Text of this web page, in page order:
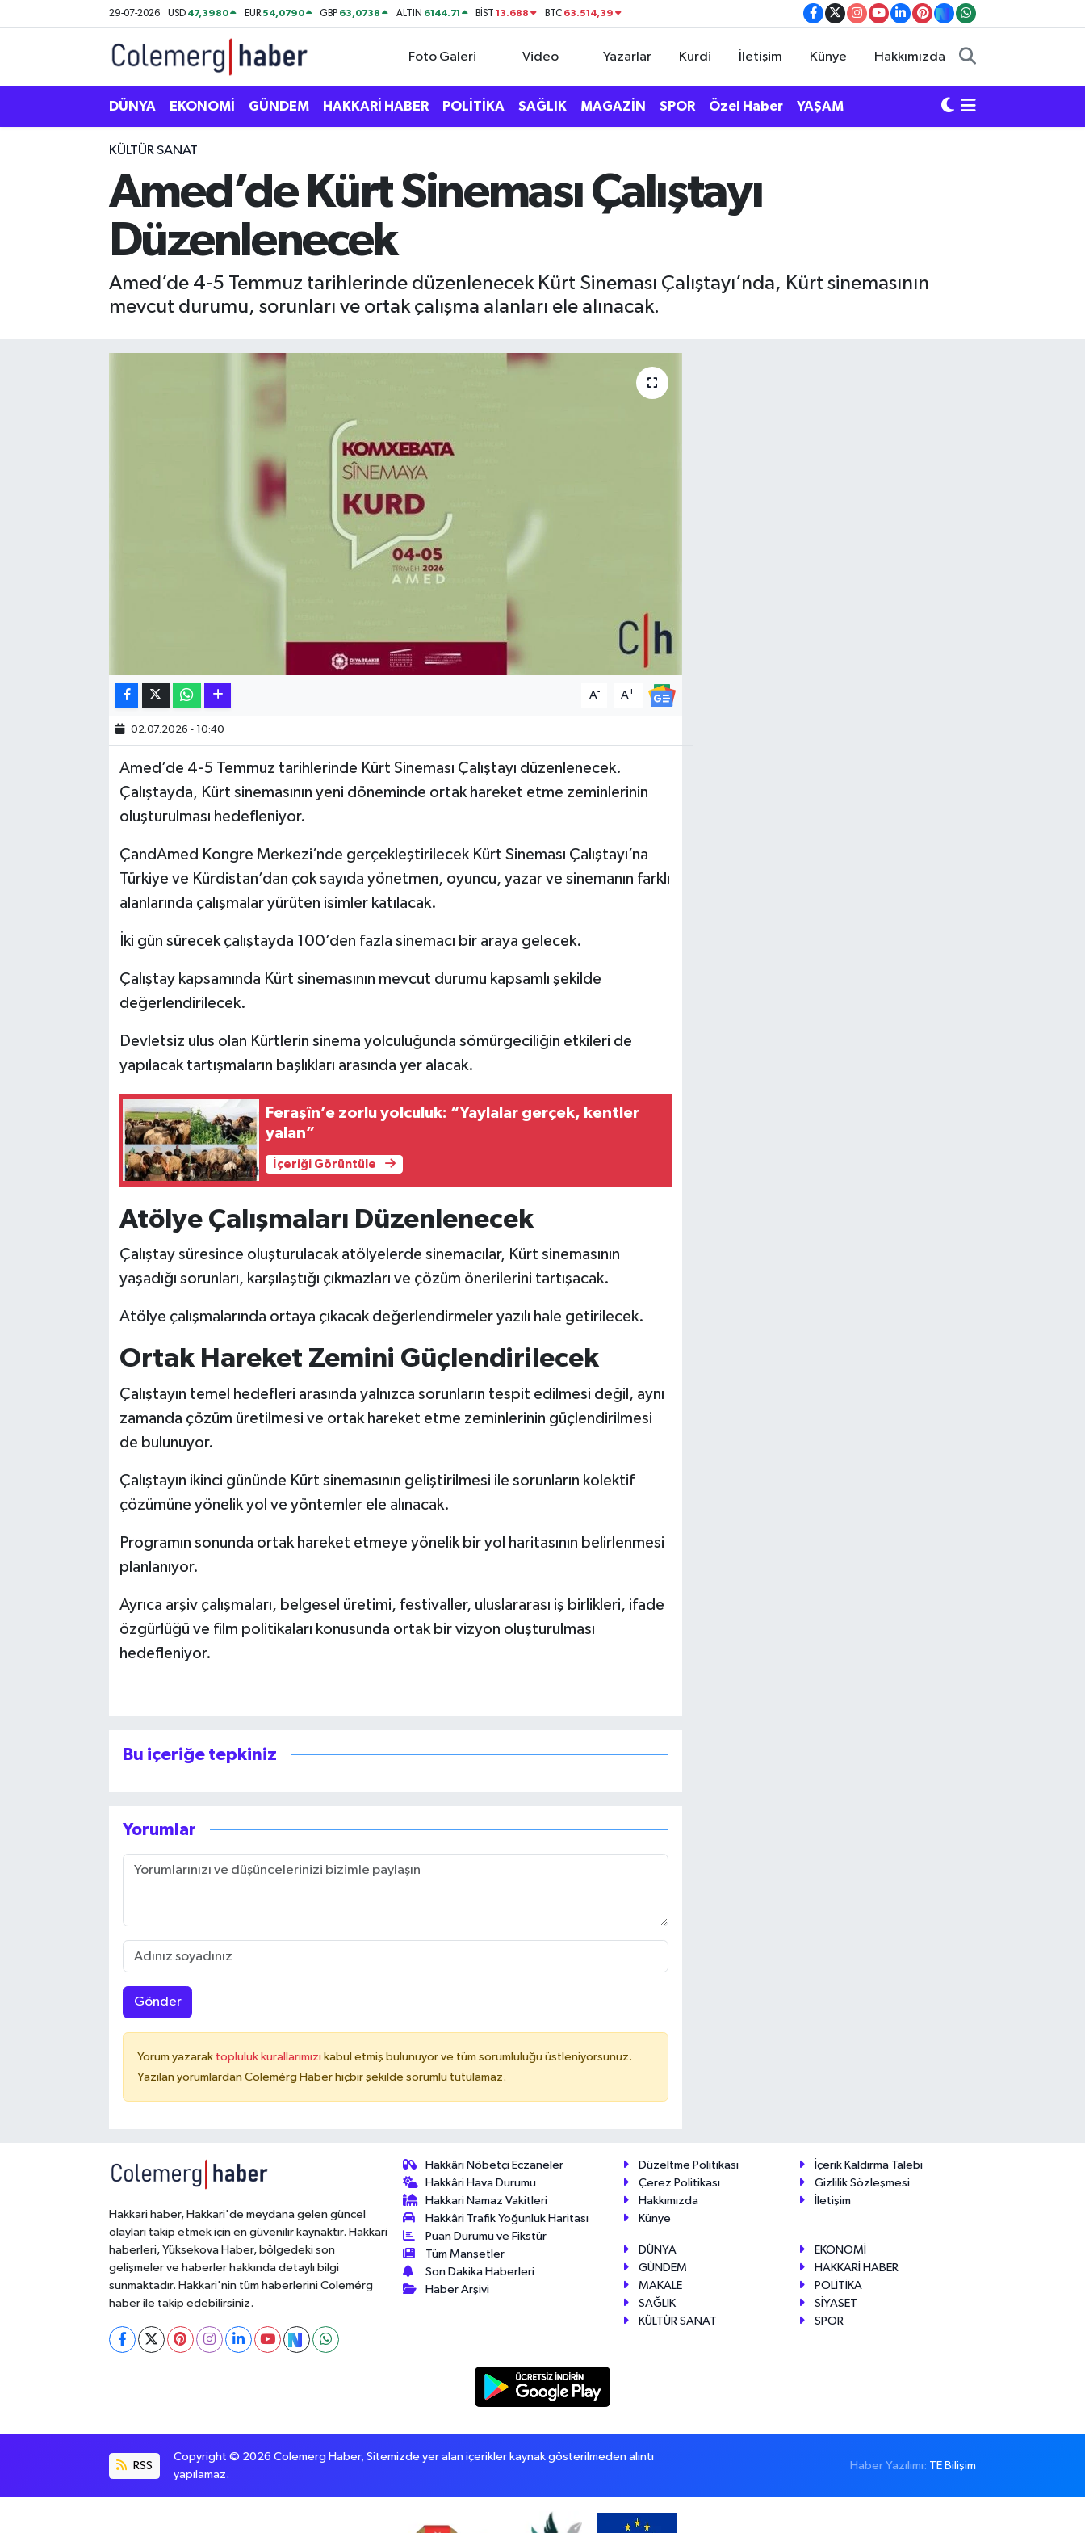
29-07-2026 USD 47,3980 EUR54,0790 GBP 63,0738 ALTIN 6144.71 BİST13.688 BTC 63.514,39
Foto Galeri Video Yazarlar Kurdi İletişim Künye Hakkımızda
DÜNYA EKONOMİ GÜNDEM HAKKARİ HABER POLİTİKA SAĞLIK MAGAZİN SPOR Özel Haber YAŞAM
KÜLTÜR SANAT
Amed’de Kürt Sineması Çalıştayı
Düzenlenecek
Amed’de 4-5 Temmuz tarihlerinde düzenlenecek Kürt Sineması Çalıştayı’nda, Kürt sinemasının
mevcut durumu, sorunları ve ortak çalışma alanları ele alınacak.
A- A+
02.07.2026 - 10:40
Amed’de 4-5 Temmuz tarihlerinde Kürt Sineması Çalıştayı düzenlenecek.
Çalıştayda, Kürt sinemasının yeni döneminde ortak hareket etme zeminlerinin
oluşturulması hedefleniyor.
ÇandAmed Kongre Merkezi’nde gerçekleştirilecek Kürt Sineması Çalıştayı’na
Türkiye ve Kürdistan’dan çok sayıda yönetmen, oyuncu, yazar ve sinemanın farklı
alanlarında çalışmalar yürüten isimler katılacak.
İki gün sürecek çalıştayda 100’den fazla sinemacı bir araya gelecek.
Çalıştay kapsamında Kürt sinemasının mevcut durumu kapsamlı şekilde
değerlendirilecek.
Devletsiz ulus olan Kürtlerin sinema yolculuğunda sömürgeciliğin etkileri de
yapılacak tartışmaların başlıkları arasında yer alacak.
Feraşîn’e zorlu yolculuk: “Yaylalar gerçek, kentler
yalan”
İçeriği Görüntüle
Atölye Çalışmaları Düzenlenecek
Çalıştay süresince oluşturulacak atölyelerde sinemacılar, Kürt sinemasının
yaşadığı sorunları, karşılaştığı çıkmazları ve çözüm önerilerini tartışacak.
Atölye çalışmalarında ortaya çıkacak değerlendirmeler yazılı hale getirilecek.
Ortak Hareket Zemini Güçlendirilecek
Çalıştayın temel hedefleri arasında yalnızca sorunların tespit edilmesi değil, aynı
zamanda çözüm üretilmesi ve ortak hareket etme zeminlerinin güçlendirilmesi
de bulunuyor.
Çalıştayın ikinci gününde Kürt sinemasının geliştirilmesi ile sorunların kolektif
çözümüne yönelik yol ve yöntemler ele alınacak.
Programın sonunda ortak hareket etmeye yönelik bir yol haritasının belirlenmesi
planlanıyor.
Ayrıca arşiv çalışmaları, belgesel üretimi, festivaller, uluslararası iş birlikleri, ifade
özgürlüğü ve film politikaları konusunda ortak bir vizyon oluşturulması
hedefleniyor.
Bu içeriğe tepkiniz
Yorumlar
Gönder
Yorum yazarak topluluk kurallarımızı kabul etmiş bulunuyor ve tüm sorumluluğu üstleniyorsunuz.
Yazılan yorumlardan Colemérg Haber hiçbir şekilde sorumlu tutulamaz.
Hakkari haber, Hakkari'de meydana gelen güncel
olayları takip etmek için en güvenilir kaynaktır. Hakkari
haberleri, Yüksekova Haber, bölgedeki son
gelişmeler ve haberler hakkında detaylı bilgi
sunmaktadır. Hakkari'nin tüm haberlerini Colemérg
haber ile takip edebilirsiniz.
Hakkâri Nöbetçi Eczaneler
Hakkâri Hava Durumu
Hakkari Namaz Vakitleri
Hakkâri Trafik Yoğunluk Haritası
Puan Durumu ve Fikstür
Tüm Manşetler
Son Dakika Haberleri
Haber Arşivi
Düzeltme Politikası
İçerik Kaldırma Talebi
Çerez Politikası
Gizlilik Sözleşmesi
Hakkımızda
İletişim
Künye
DÜNYA
EKONOMİ
GÜNDEM
HAKKARİ HABER
MAKALE
POLİTİKA
SAĞLIK
SİYASET
KÜLTÜR SANAT
SPOR
RSS
Copyright © 2026 Colemerg Haber, Sitemizde yer alan içerikler kaynak gösterilmeden alıntı
yapılamaz.
Haber Yazılımı: TE Bilişim
Hakkâri Nöbetçi Eczaneler
Hakkâri Hava Durumu
Hakkari Namaz Vakitleri
Hakkâri Trafik Yoğunluk Haritası
Süper Lig Puan Durumu ve Fikstür
Son Dakika Haberleri